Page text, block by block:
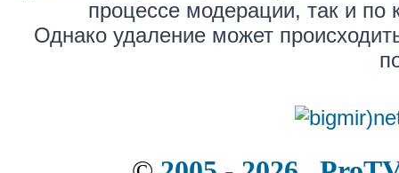
процессе модерации, так и по
Однако удаление может